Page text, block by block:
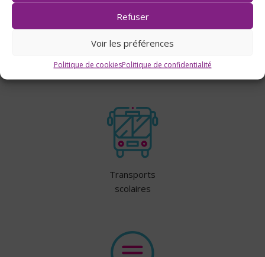
Refuser
Voir les préférences
Politique de cookiesPolitique de confidentialité
Les
tarifs
Transports
scolaires